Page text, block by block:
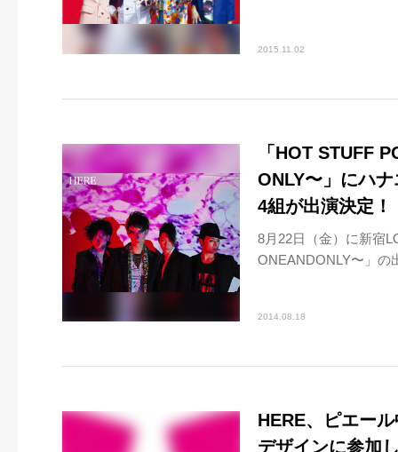
2015.11.02
「HOT STUFF
ONLY〜」にハ
4組が出演決定！
8月22日（金）に新宿
ONEANDONLY〜」の
2014.08.18
HERE、ピエー
デザインに参加